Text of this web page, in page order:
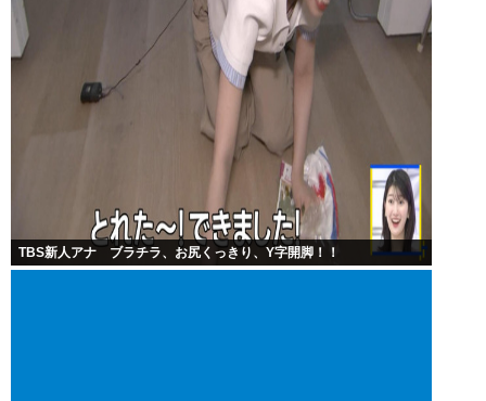
TBS新人アナ ブラチラ、お尻くっきり、Y字開脚！！